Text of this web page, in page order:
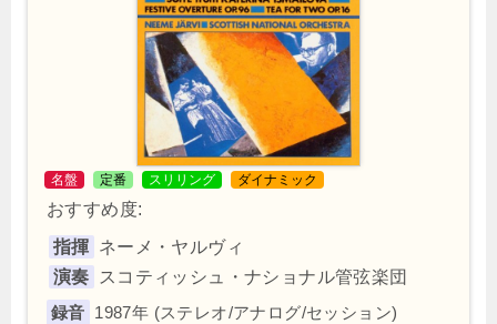
名盤 定番 スリリング ダイナミック
おすすめ度:
指揮 ネーメ・ヤルヴィ
演奏 スコティッシュ・ナショナル管弦楽団
1987年 (ステレオ/アナログ/セッション)